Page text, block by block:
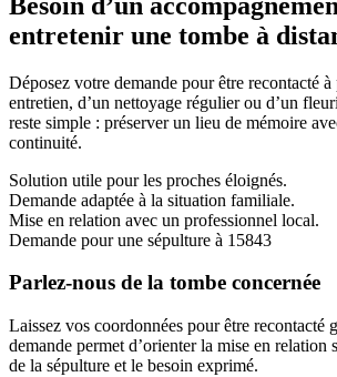
entretenir une tombe à
Déposez votre demande pour être recontacté à
entretien, d’un nettoyage régulier ou d’un
reste simple : préserver un lieu de mémoire
continuité.
Solution utile pour les proches éloignés.
Demande adaptée à la situation familiale.
Mise en relation avec un professionnel local.
Demande pour une sépulture à 15843
Parlez-nous de la tombe concernée
Laissez vos coordonnées pour être recontacté
demande permet d’orienter la mise en relation
de la sépulture et le besoin exprimé.